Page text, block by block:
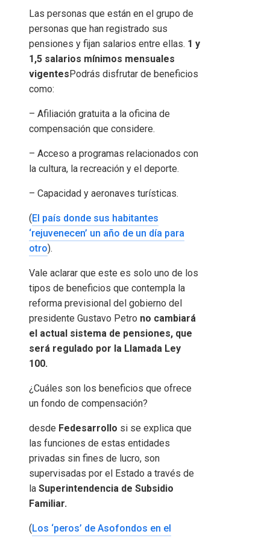
Las personas que están en el grupo de
personas que han registrado sus
pensiones y fijan salarios entre ellas. 1 y
1,5 salarios mínimos mensuales
vigentes Podrás disfrutar de beneficios
como:
– Afiliación gratuita a la oficina de
compensación que considere.
– Acceso a programas relacionados con
la cultura, la recreación y el deporte.
– Capacidad y aeronaves turísticas.
(El país donde sus habitantes
‘rejuvenecen’ un año de un día para
otro).
Vale aclarar que este es solo uno de los
tipos de beneficios que contempla la
reforma previsional del gobierno del
presidente Gustavo Petro no cambiará
el actual sistema de pensiones, que
será regulado por la Llamada Ley
100.
¿Cuáles son los beneficios que ofrece
un fondo de compensación?
desde Fedesarrollo si se explica que
las funciones de estas entidades
privadas sin fines de lucro, son
supervisadas por el Estado a través de
la Superintendencia de Subsidio
Familiar.
(Los ‘peros’ de Asofondos en el